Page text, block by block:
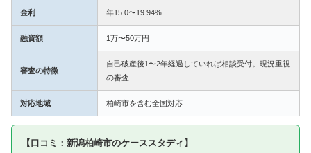
金利 年15.0〜19.94%
融資額 1万〜50万円
審査の特徴
自己破産後1〜2年経過していれば相談受付。現況重視
の審査
対応地域 柏崎市を含む全国対応
【口コミ：新潟柏崎市のケーススタディ】